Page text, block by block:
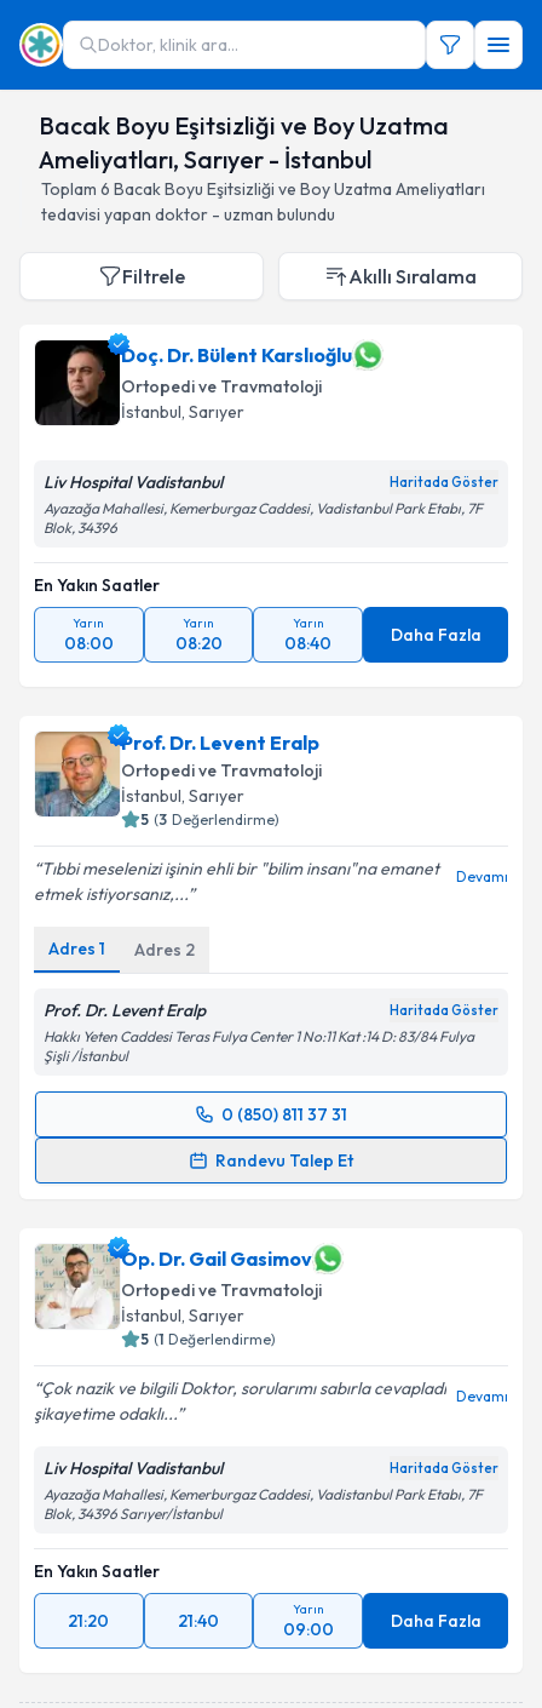
Doktor, klinik ara...
Bacak Boyu Eşitsizliği ve Boy Uzatma
Ameliyatları, Sarıyer - İstanbul
Toplam 6 Bacak Boyu Eşitsizliği ve Boy Uzatma Ameliyatları
tedavisi yapan doktor - uzman bulundu
Filtrele Akıllı Sıralama
Doç. Dr. Bülent Karslıoğlu
Ortopedi ve Travmatoloji
İstanbul, Sarıyer
Liv Hospital Vadistanbul Haritada Göster
Ayazağa Mahallesi, Kemerburgaz Caddesi, Vadistanbul Park Etabı, 7F
Blok, 34396
En Yakın Saatler
Yarın
08:00
Yarın
08:20
Yarın
08:40 Daha Fazla
Prof. Dr. Levent Eralp
Ortopedi ve Travmatoloji
İstanbul, Sarıyer
5 (3 Değerlendirme)
Tıbbi meselenizi işinin ehli bir "bilim insanı"na emanet
etmek istiyorsanız,...
Devamı
Adres 1 Adres 2
Prof. Dr. Levent Eralp Haritada Göster
Hakkı Yeten Caddesi Teras Fulya Center 1 No:11 Kat :14 D: 83/84 Fulya
Şişli /İstanbul
0 (850) 811 37 31
Randevu Talep Et
Randevu Takvimi Talebi
takvim hazırlandığında e-posta ile bilgilendireceğiz.
E-posta Adresiniz
Kişisel verilerimin işlenmesine ilişkin
kapsamda işlenmesini kabul ediyorum.
Takvim Talebini Gönder
Op. Dr. Gail Gasimov
Ortopedi ve Travmatoloji
İstanbul, Sarıyer
5 (1 Değerlendirme)
Çok nazik ve bilgili Doktor, sorularımı sabırla cevapladı
şikayetime odaklı...
Devamı
Liv Hospital Vadistanbul Haritada Göster
Ayazağa Mahallesi, Kemerburgaz Caddesi, Vadistanbul Park Etabı, 7F
Blok, 34396 Sarıyer/İstanbul
En Yakın Saatler
21:20 21:40
Yarın
09:00 Daha Fazla